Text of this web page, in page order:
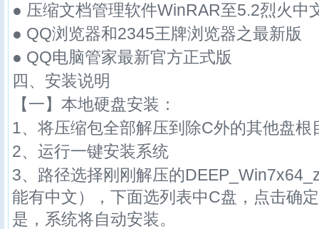
● 压缩文档管理软件WinRAR至5.2烈火中
● QQ浏览器和2345王牌浏览器之最新版
● QQ电脑管家最新官方正式版
四、安装说明
【一】本地硬盘安装：
1、将压缩包全部解压到除C外的其他盘根
2、运行一键安装系统
3、路径选择刚刚解压的
能有中文），下面选列表中C盘，点击确
是，系统将自动安装。